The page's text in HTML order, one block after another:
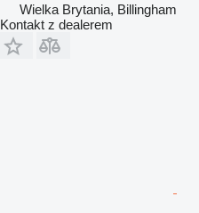
Wielka Brytania, Billingham
Kontakt z dealerem